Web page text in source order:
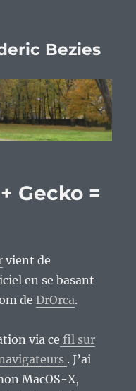
Bezies
Gecko =
vient de
en se basant
deDrOrca.
via ce fil sur
. J’ai
MacOS-X,